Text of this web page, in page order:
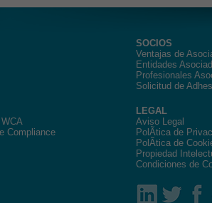
Compliance
SOCIOS
Ventajas de
Entidades
Profesionales
Solicitud de
LEGAL
Aviso Legal
PolÃ­tica de
PolÃ­tica de
Propiedad
Condiciones de